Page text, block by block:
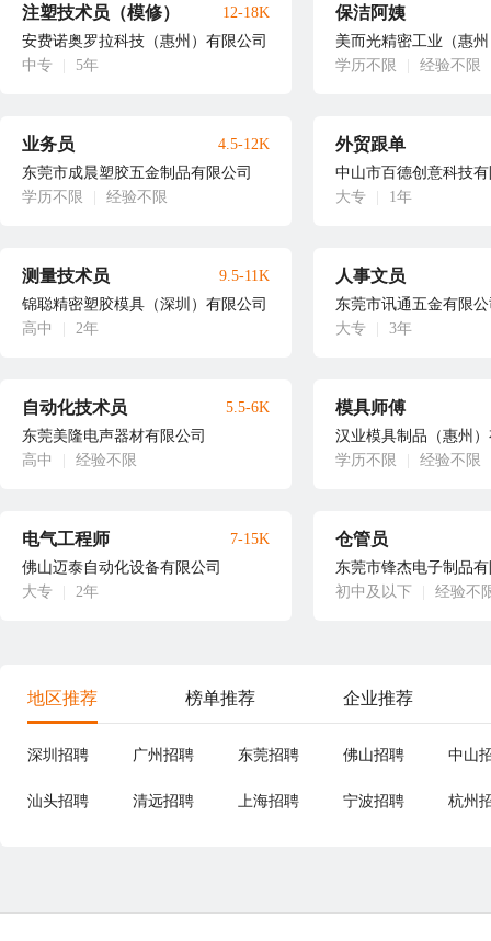
注塑技术员（模修）
安费诺奥罗拉科技（惠州）有限公司
中专
5年
12-18K 保洁阿姨
美而光精密工业（惠
学历不限
经验不限
业务员
东莞市成晨塑胶五金制品有限公司
学历不限
经验不限
4.5-12K 外贸跟单
中山市百德创意科技
大专
1年
测量技术员
锦聪精密塑胶模具（深圳）有限公司
高中
2年
9.5-11K 人事文员
东莞市讯通五金有限
大专
3年
自动化技术员
东莞美隆电声器材有限公司
高中
经验不限
5.5-6K 模具师傅
汉业模具制品（惠州
学历不限
经验不限
电气工程师
佛山迈泰自动化设备有限公司
大专
2年
7-15K 仓管员
东莞市锋杰电子制品
初中及以下
经验不
地区推荐 榜单推荐 企业推荐
深圳招聘 广州招聘 东莞招聘 佛山招聘 中山
汕头招聘 清远招聘 上海招聘 宁波招聘 杭州